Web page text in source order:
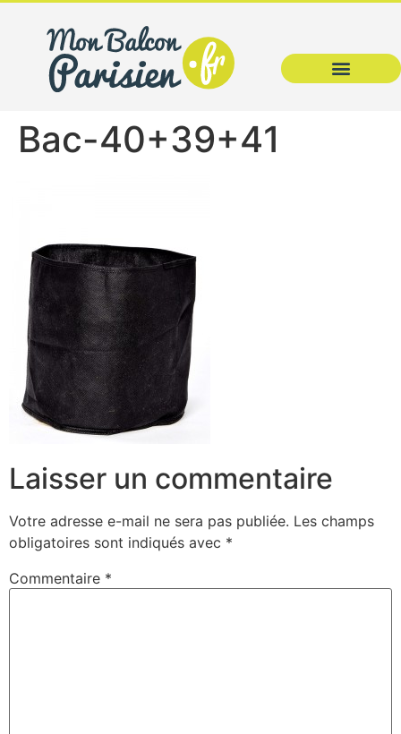
Bac-40+39+41
Laisser un commentaire
Votre adresse e-mail ne sera pas publiée. Les champs
obligatoires sont indiqués avec *
Commentaire *